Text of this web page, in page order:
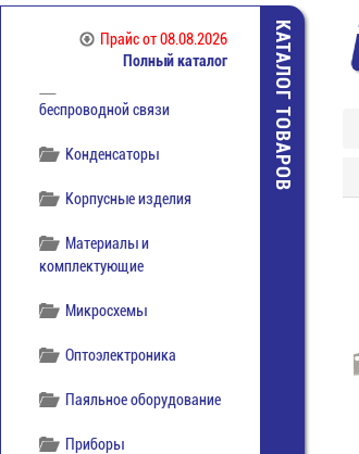
Прайсот 08.08.2026
Полный каталог
отечественная
беспроводной связи
Конденсаторы
Корпусные изделия
Материалы и
комплектующие
Микросхемы
Оптоэлектроника
Паяльное оборудование
Приборы
КАТАЛОГ ТОВАРОВ